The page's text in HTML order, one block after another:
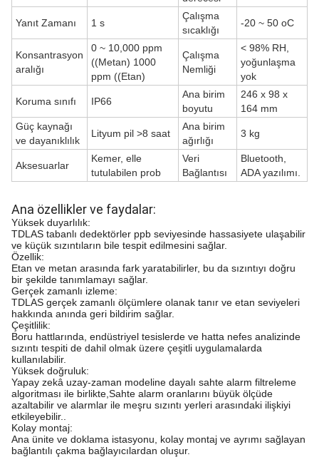
Yanıt Zamanı 1 s
Çalışma
sıcaklığı
-20 ~ 50 oC
Konsantrasyon
aralığı
0 ~ 10,000 ppm
((Metan) 1000
ppm ((Etan)
Çalışma
Nemliği
< 98% RH,
yoğunlaşma
yok
Koruma sınıfı IP66
Ana birim
boyutu
246 x 98 x
164 mm
Güç kaynağı
ve dayanıklılık
Lityum pil >8 saat
Ana birim
ağırlığı
3 kg
Aksesuarlar
Kemer, elle
tutulabilen prob
Veri
Bağlantısı
Bluetooth,
ADA yazılımı.
Ana özellikler ve faydalar:
Yüksek duyarlılık:
TDLAS tabanlı dedektörler ppb seviyesinde hassasiyete ulaşabilir
ve küçük sızıntıların bile tespit edilmesini sağlar.
Özellik:
Etan ve metan arasında fark yaratabilirler, bu da sızıntıyı doğru
bir şekilde tanımlamayı sağlar.
Gerçek zamanlı izleme:
TDLAS gerçek zamanlı ölçümlere olanak tanır ve etan seviyeleri
hakkında anında geri bildirim sağlar.
Çeşitlilik:
Boru hattlarında, endüstriyel tesislerde ve hatta nefes analizinde
sızıntı tespiti de dahil olmak üzere çeşitli uygulamalarda
kullanılabilir.
Yüksek doğruluk:
Yapay zekâ uzay-zaman modeline dayalı sahte alarm filtreleme
algoritması ile birlikte,Sahte alarm oranlarını büyük ölçüde
azaltabilir ve alarmlar ile meşru sızıntı yerleri arasındaki ilişkiyi
etkileyebilir..
Kolay montaj:
Ana ünite ve doklama istasyonu, kolay montaj ve ayrımı sağlayan
bağlantılı çakma bağlayıcılardan oluşur.